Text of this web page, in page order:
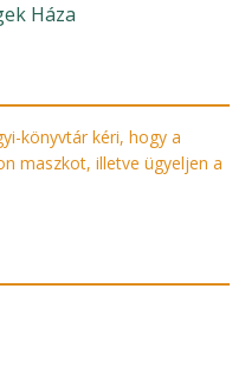
Háza
könyvtár kéri, hogy a
maszkot, illetve ügyeljen a